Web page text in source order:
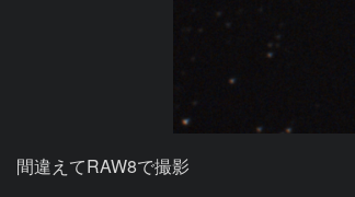
間違えてRAW8で撮影